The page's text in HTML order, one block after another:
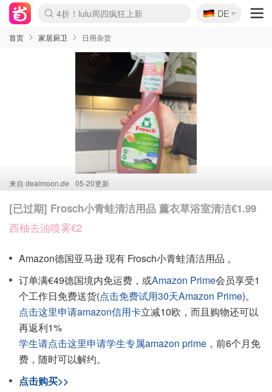
Boticinal 夏促开抢！
4折！lulu周四疯狂上新
还没结束！&OtherStories大促
Joybuy变相75折 随时失效
速领！Stanley独家85折
疑似霸哥！Camper额外叠85折
Zalando 奥莱闪促！每日更新
Moncler反季囤！5折起+叠9折
Coach Brooklyn仅€192
🇩🇪
DE
首页 家居厨卫 日用杂货
来自 dealmoon.de 05-20更新
[已过期] Frosch小青蛙清洁用品 薰衣草浴室清洁€1.99
西柚去油喷雾€2
Amazon德国亚马逊 现有 Frosch小青蛙清洁用品 。
订单满€49德国境内免运费，或Amazon Prime会员享受1
个工作日免费送货(点击免费试用30天Amazon Prime)。
点击这里申请amazon信用卡立减10欧，而且购物还可以
再返利1%
学生请点击这里申请学生专属amazon prime ，前6个月免
费，随时可以解约。
点击购买>>